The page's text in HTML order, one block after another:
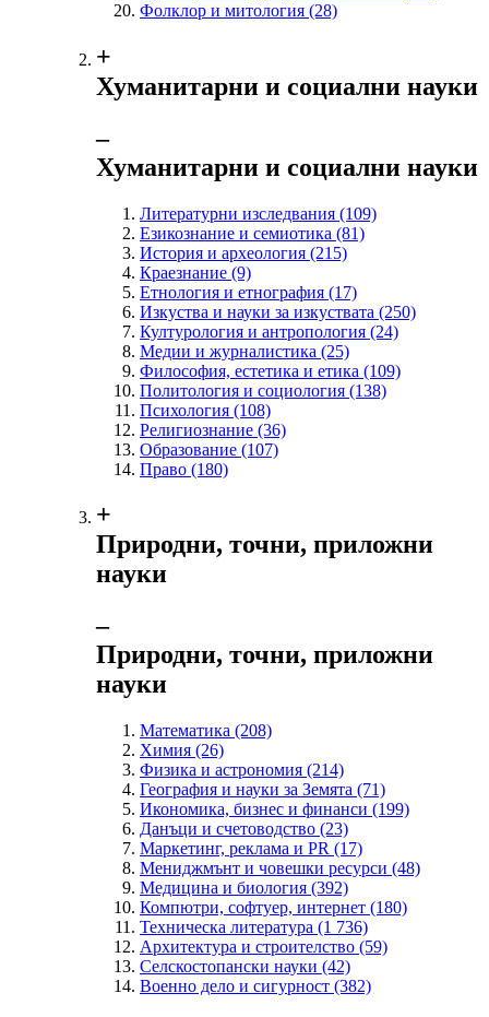
Фолклор и митология (28)
+
Хуманитарни и социални науки
‒
Хуманитарни и социални науки
Литературни изследвания (109)
Езикознание и семиотика (81)
История и археология (215)
Краезнание (9)
Етнология и етнография (17)
Изкуства и науки за изкуствата (250)
Културология и антропология (24)
Медии и журналистика (25)
Философия, естетика и етика (109)
Политология и социология (138)
Психология (108)
Религиознание (36)
Образование (107)
Право (180)
+
Природни, точни, приложни
науки
‒
Природни, точни, приложни
науки
Математика (208)
Химия (26)
Физика и астрономия (214)
География и науки за Земята (71)
Икономика, бизнес и финанси (199)
Данъци и счетоводство (23)
Маркетинг, реклама и PR (17)
Мениджмънт и човешки ресурси (48)
Медицина и биология (392)
Компютри, софтуер, интернет (180)
Техническа литература (1 736)
Архитектура и строителство (59)
Селскостопански науки (42)
Военно дело и сигурност (382)